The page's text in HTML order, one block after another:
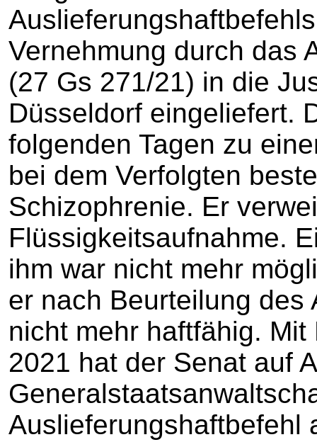
Vernehmung durch das
(27 Gs 271/21) in die
Düsseldorf eingeliefert.
folgenden Tagen zu
bei dem Verfolgten
Schizophrenie. Er
Flüssigkeitsaufnahme.
ihm war nicht mehr
er nach Beurteilung
nicht mehr haftfähig.
2021 hat der Senat auf
Auslieferungshaftbefehl